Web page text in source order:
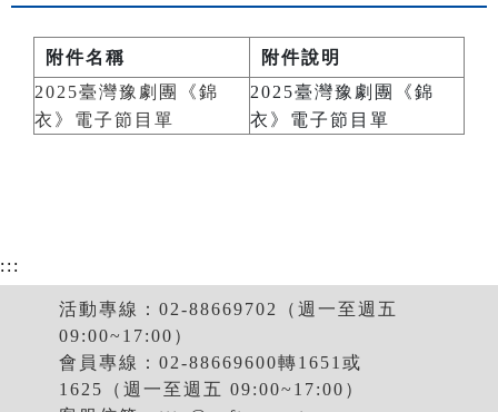
附件名稱
附件說明
2025臺灣豫劇團《錦
衣》電子節目單
2025臺灣豫劇團《錦
衣》電子節目單
:::
活動專線：02-88669702（週一至週五
09:00~17:00）
會員專線：02-88669600轉1651或
1625（週一至週五 09:00~17:00）